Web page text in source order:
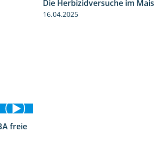
Die Herbizidversuche im Mais
16.04.2025
4:17
freie